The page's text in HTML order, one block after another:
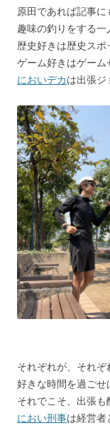
原田であれば記事に
趣味の釣りをする一
歴史好きは歴史スポ
ゲーム好きはゲーム
においデカは出張ジ
それぞれが、それ
好きな時間を過ごせ
それでこそ、出張も
におい刑事は経営者